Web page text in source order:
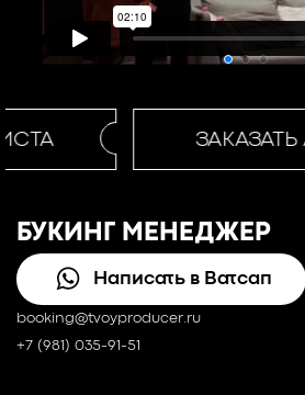
ЗАКАЗАТЬ
БУКИНГ МЕНЕДЖЕР
Написать в Ватсап
booking@tvoyproducer.ru
+7 (981) 035-91-51